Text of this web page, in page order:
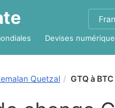
Devises
Quetzal GTQ à BTC